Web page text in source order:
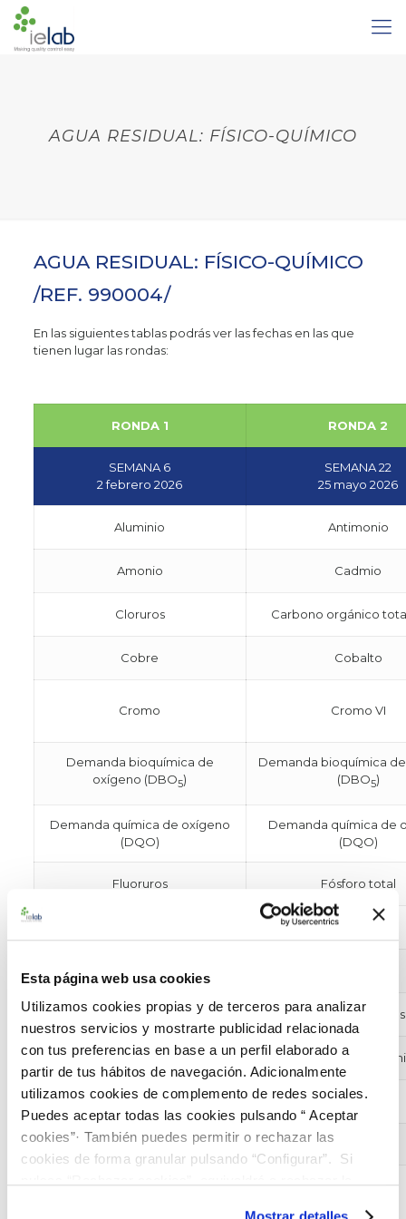
Esta página web usa cookies
Utilizamos cookies propias y de terceros para analizar
nuestros servicios y mostrarte publicidad relacionada
con tus preferencias en base a un perfil elaborado a
partir de tus hábitos de navegación. Adicionalmente
utilizamos cookies de complemento de redes sociales.
Puedes aceptar todas las cookies pulsando “ Aceptar
cookies”· También puedes permitir o rechazar las
cookies de forma granular pulsando “Configurar”. Si
AGUA RESIDUAL: FÍSICO-QUÍMICO
AGUA RESIDUAL: FÍSICO-QUÍMICO
/REF. 990004/
En las siguientes tablas podrás ver las fechas en las que
tienen lugar las rondas:
RONDA 1 RONDA 2
SEMANA 6
2 febrero 2026
SEMANA 22
25 mayo 2026
Aluminio Antimonio
Amonio Cadmio
Cloruros Carbono orgánico
Cobre Cobalto
Cromo Cromo VI
Demanda bioquímica de
oxígeno (DBO5)
Demanda bioquímica
(DBO5)
Demanda química de oxígeno
(DQO)
Demanda química de
(DQO)
Fluoruros Fósforo total
Manganeso
Nitratos
Selenio Sólidos en
Sólidos en suspensión Tensioactivos
Toxicidad Zinc
—–